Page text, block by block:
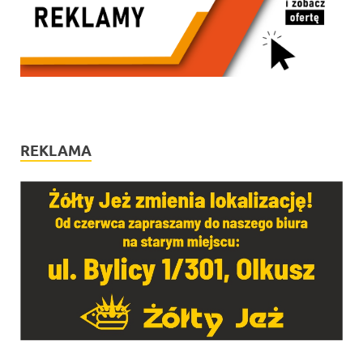
REKLAMA